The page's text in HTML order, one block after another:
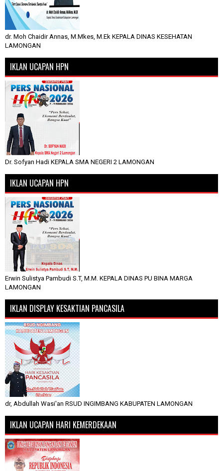
dr. Moh Chaidir Annas, M.Mkes, M.Ek KEPALA DINAS KESEHATAN
LAMONGAN
IKLAN UCAPAN HPN
Dr. Sofyan Hadi KEPALA SMA NEGERI 2 LAMONGAN
IKLAN UCAPAN HPN
Erwin Sulistya Pambudi S.T, M.M. KEPALA DINAS PU BINA MARGA
LAMONGAN
IKLAN DISPLAY KESAKTIAN PANCASILA
dr, Abdullah Wasi'an RSUD INGIMBANG KABUPATEN LAMONGAN
IKLAN UCAPAN HARI KEMERDEKAAN